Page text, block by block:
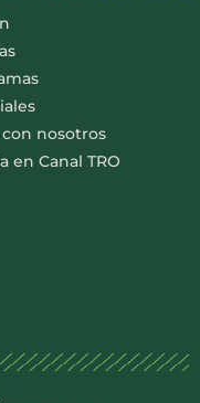
con nosotros
en Canal TRO